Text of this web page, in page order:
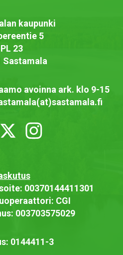
kaupunki
5
PL 23
Sastamala
avoinna ark. klo 9-15
00370144411301
CGI
003703575029
0144411-3